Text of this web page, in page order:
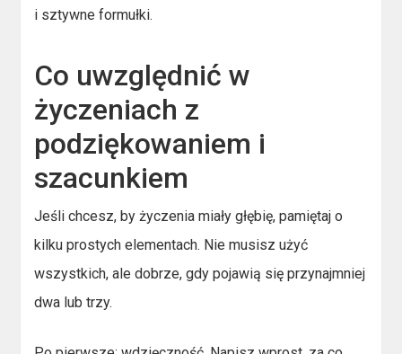
i sztywne formułki.
Co uwzględnić w
życzeniach z
podziękowaniem i
szacunkiem
Jeśli chcesz, by życzenia miały głębię, pamiętaj o
kilku prostych elementach. Nie musisz użyć
wszystkich, ale dobrze, gdy pojawią się przynajmniej
dwa lub trzy.